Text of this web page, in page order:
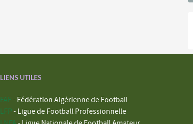
LIENS UTILES
FAF - Fédération Algérienne de Football
LFP - Ligue de Football Professionnelle